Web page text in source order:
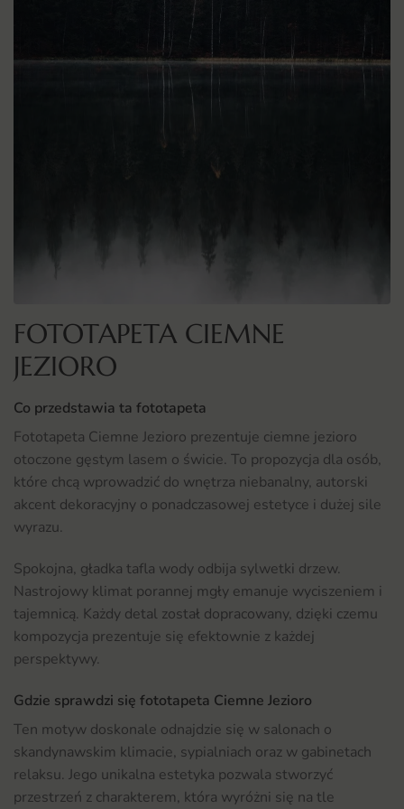
FOTOTAPETA CIEMNE
JEZIORO
Co przedstawia ta fototapeta
Fototapeta Ciemne Jezioro prezentuje ciemne jezioro
otoczone gęstym lasem o świcie. To propozycja dla osób,
które chcą wprowadzić do wnętrza niebanalny, autorski
akcent dekoracyjny o ponadczasowej estetyce i dużej sile
wyrazu.
Spokojna, gładka tafla wody odbija sylwetki drzew.
Nastrojowy klimat porannej mgły emanuje wyciszeniem i
tajemnicą. Każdy detal został dopracowany, dzięki czemu
kompozycja prezentuje się efektownie z każdej
perspektywy.
Gdzie sprawdzi się fototapeta Ciemne Jezioro
Ten motyw doskonale odnajdzie się w salonach o
skandynawskim klimacie, sypialniach oraz w gabinetach
relaksu. Jego unikalna estetyka pozwala stworzyć
przestrzeń z charakterem, która wyróżni się na tle